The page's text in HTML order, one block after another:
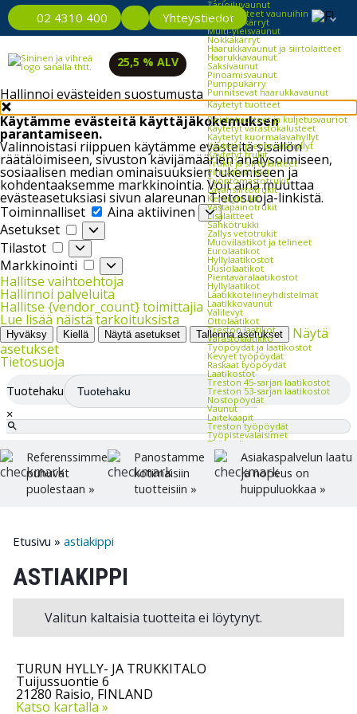
Hallinnoi evästeiden suostumusta
Käytämme evästeitä käyttäjäkokemuksen
parantamiseen.
Valinnoistasi riippuen käytämme evästeitä sisällön
räätälöimiseen, sivuston kävijämäärien analysoimiseen,
sosiaalisen median ominaisuuksien tukemiseen ja
kohdentaaksemme markkinointia. Voit aina muuttaa
evästeasetuksiasi sivun alareunan Tietosuoja-linkistä.
Toiminnalliset
Toiminnalliset
Aina aktiivinen
Asetukset
Asetukset
Tilastot
Tilastot
Markkinointi
Markkinointi
Hallitse vaihtoehtoja
Hallinnoi palveluita
Hallitse {vendor_count} toimittajia
Lue lisää näistä tarkoituksista
Hyväksy Kiellä Näytä asetukset Tallenna asetukset
Näytä
asetukset
Tietosuoja
02 4310 400 Yhteystiedot
Tarjoiluvaunut
Lisävarusteet vaunuihin
Jätesäkkikärryt
Multi-yleisvaunut
Nokkakärryt
Haarukkavaunut ja siirtolaitteet
Haarukkavaunut
Saksivaunut
Pinoamisvaunut
Pumppukärry
Punnitsevat haarukkavaunut
Käytetyt tuotteet
Poistotuotteet ja kuljetusvauriot
Käytetyt varastokalusteet
Käytetyt kuormalavahyllyt
Käytetyt pientavarahyllyt
Käytetyt trukit
Trukit ja siirtolaitteet
Pinoamistrukit
Työntömastotrukit
Lavansiirtotrukit
Keräilytrukit
Vastapainotrukit
Lisälaitteet
Sähkötrukki
Zallys vetotrukit
Muovilaatikot ja telineet
Eurolaatikot
Hyllylaatikostot
Uusiolaatikot
Pientavaralaatikostot
Hyllylaatikot
Laatikkotelineyhdistelmät
Laatikkovaunut
Välilevyt
Ottolaatikot
Treston laatikot
Varastolaatikko
Työpöydät ja laatikostot
Kevyet työpöydät
Raskaat työpöydät
Laatikostot
Treston 45-sarjan laatikostot
Treston 53-sarjan laatikostot
Nostopöydät
Vaunut
Laitekaapit
Treston työpöydät
Työpistevalaisimet
Työtuolit
Treston työtuolit
Selkänojalliset tuolit
Satulatuolit
Jakkarat
Valvomotuolit
Muovilavat
Matot toimistoon
Reikälevykalusteet
Kannatinsarjat
Työkaluseinä
25,5 % ALV
Tuotehaku
×
Referenssimme
puhuvat
puolestaan »
Panostamme
kotimaisiin
tuotteisiin »
Asiakaspalvelun laatu
ja nopeus on
huippuluokkaa »
Etusivu » astiakippi
ASTIAKIPPI
Valitun kaltaisia tuotteita ei löytynyt.
TURUN HYLLY- JA TRUKKITALO
Tuijussuontie 6
21280 Raisio, FINLAND
Katso kartalla »